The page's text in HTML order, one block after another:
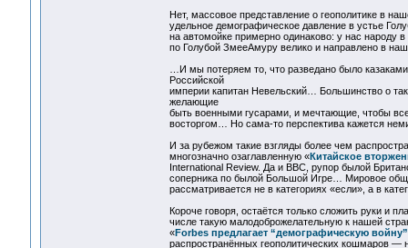
Нет, массовое представление о геополитике в
удельное демографическое давление в устье
на автомойке примерно одинаково: у нас народу
по Голубой ЗмееАмуру велико и направлено в
…И мы потеряем то, что разведано было
Российской
империи капитан Невельский… Большинство о
желающие
быть военными гусарами, и мечтающие, чтобы
восторгом… Но сама-то перспектива кажется
И за рубежом такие взгляды более чем
многозначно озаглавленную «Китайское
International Review. Да и BBC, рупор былой
соперника по былой Большой Игре… Мировое
рассматривается не в категориях «если», а в
Короче говоря, остаётся только сложить руки и
числе такую малодоброжелательную к нашей
«Forbes предлагает “демографическую
распространённых геополитических кошмаров —